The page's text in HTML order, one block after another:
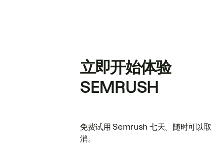
立即开始体验
SEMRUSH
免费试用 Semrush 七天。随时可以取
消。